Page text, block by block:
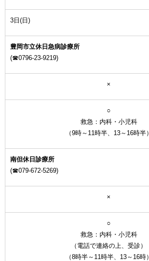
3日(日)
豊岡市立休日急病診療所
(☎0796-23-9219)
×
○
救急：内科・小児科
（9時～11時半、13～16時半）
南但休日診療所
(☎079-672-5269)
×
○
救急：内科・小児科
（電話で連絡の上、受診）
（8時半～11時半、13～16時）